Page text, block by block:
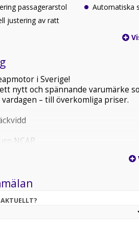
passagerarstol
justering av ratt
Automatiska
i Sverige!
nytt och spännande varumärke
– till överkomliga priser.
NCAP
bevis på Leapmotors fokus
väg till J BIL! Bilarna har 4 års
alternativ för finansiering.